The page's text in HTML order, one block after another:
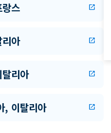
스 open_in_new
아 open_in_new
리아 open_in_new
, 이탈리아 open_in_new